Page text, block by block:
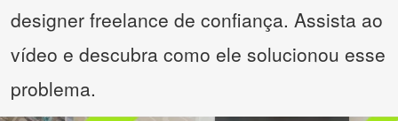
designer freelance de confiança. Assista ao
vídeo e descubra como ele solucionou esse
problema.